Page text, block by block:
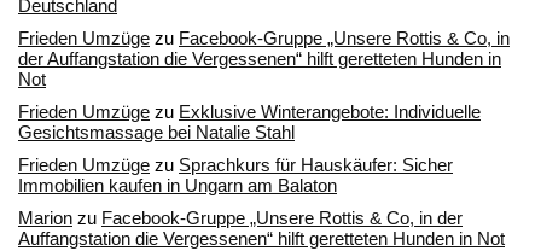
Deutschland
Frieden Umzüge zu Facebook-Gruppe „Unsere Rottis & Co, in
der Auffangstation die Vergessenen“ hilft geretteten Hunden in
Not
Frieden Umzüge zu Exklusive Winterangebote: Individuelle
Gesichtsmassage bei Natalie Stahl
Frieden Umzüge zu Sprachkurs für Hauskäufer: Sicher
Immobilien kaufen in Ungarn am Balaton
Marion zu Facebook-Gruppe „Unsere Rottis & Co, in der
Auffangstation die Vergessenen“ hilft geretteten Hunden in Not